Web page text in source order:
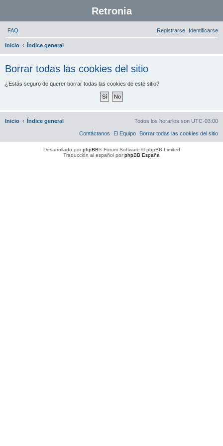
Retronia
FAQ Identificarse
Registrarse
Inicio Índice general
Borrar todas las cookies del sitio
¿Estás seguro de querer borrar todas las cookies de este sitio?
Inicio Índice general Todos los horarios son UTC-03:00
Borrar todas las cookies del sitio
El Equipo
Contáctanos
Desarrollado porphpBB® Forum Software © phpBB Limited
Traducción al español porphpBB España